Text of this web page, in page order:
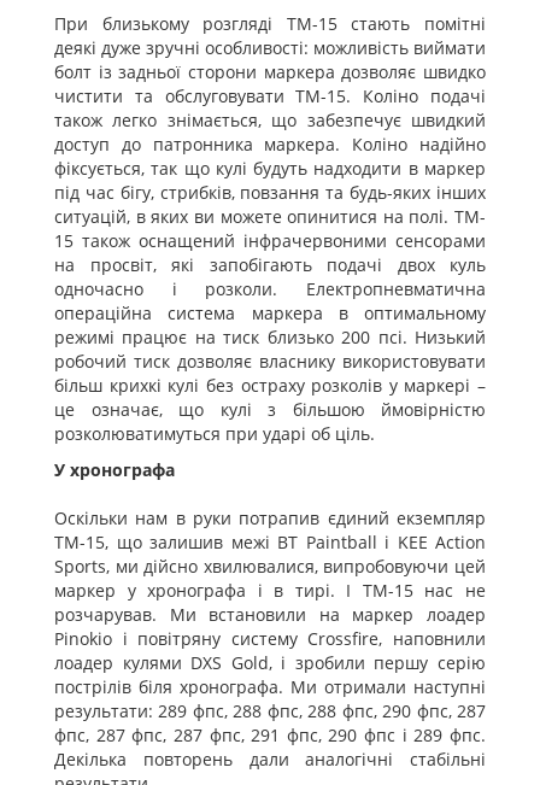
При близькому розгляді TM-15 стають помітні
деякі дуже зручні особливості: можливість виймати
болт із задньої сторони маркера дозволяє швидко
чистити та обслуговувати TM-15. Коліно подачі
також легко знімається, що забезпечує швидкий
доступ до патронника маркера. Коліно надійно
фіксується, так що кулі будуть надходити в маркер
під час бігу, стрибків, повзання та будь-яких інших
ситуацій, в яких ви можете опинитися на полі. TM-
15 також оснащений інфрачервоними сенсорами
на просвіт, які запобігають подачі двох куль
одночасно і розколи. Електропневматична
операційна система маркера в оптимальному
режимі працює на тиск близько 200 псі. Низький
робочий тиск дозволяє власнику використовувати
більш крихкі кулі без остраху розколів у маркері –
це означає, що кулі з більшою ймовірністю
розколюватимуться при ударі об ціль.
У хронографа
Оскільки нам в руки потрапив єдиний екземпляр
TM-15, що залишив межі BT Paintball і KEE Action
Sports, ми дійсно хвилювалися, випробовуючи цей
маркер у хронографа і в тирі. І TM-15 нас не
розчарував. Ми встановили на маркер лоадер
Pinokio і повітряну систему Crossfire, наповнили
лоадер кулями DXS Gold, і зробили першу серію
пострілів біля хронографа. Ми отримали наступні
результати: 289 фпс, 288 фпс, 288 фпс, 290 фпс, 287
фпс, 287 фпс, 287 фпс, 291 фпс, 290 фпс і 289 фпс.
Декілька повторень дали аналогічні стабільні